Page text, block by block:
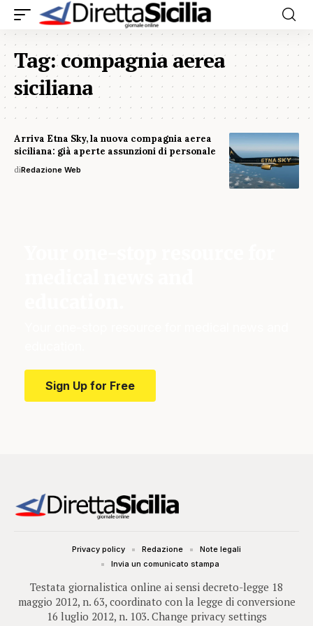
Tag:compagnia aerea
siciliana
Arriva Etna Sky, la nuova compagnia aerea
siciliana: già aperte assunzioni di personale
diRedazione Web
Sign Up for Free
Testata giornalistica online ai sensi decreto-legge 18
maggio 2012, n. 63, coordinato con la legge di conversione
16 luglio 2012, n. 103. Change privacy settings
Privacy policy Redazione
Note legali
Invia un comunicato stampa